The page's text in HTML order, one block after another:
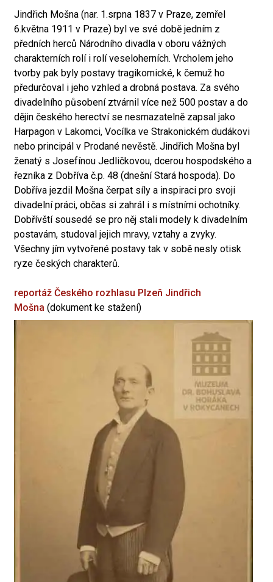
Jindřich Mošna (nar. 1.srpna 1837 v Praze, zemřel
6.května 1911 v Praze) byl ve své době jedním z
předních herců Národního divadla v oboru vážných
charakterních rolí i rolí veseloherních. Vrcholem jeho
tvorby pak byly postavy tragikomické, k čemuž ho
předurčoval i jeho vzhled a drobná postava. Za svého
divadelního působení ztvárnil více než 500 postav a do
dějin českého herectví se nesmazatelně zapsal jako
Harpagon v Lakomci, Vocílka ve Strakonickém dudákovi
nebo principál v Prodané nevěstě. Jindřich Mošna byl
ženatý s Josefínou Jedličkovou, dcerou hospodského a
řezníka z Dobříva č.p. 48 (dnešní Stará hospoda). Do
Dobříva jezdil Mošna čerpat síly a inspiraci pro svoji
divadelní práci, občas si zahrál i s místními ochotníky.
Dobřívští sousedé se pro něj stali modely k divadelním
postavám, studoval jejich mravy, vztahy a zvyky.
Všechny jím vytvořené postavy tak v sobě nesly otisk
ryze českých charakterů.
reportáž Českého rozhlasu Plzeň Jindřich
Mošna (dokument ke stažení)